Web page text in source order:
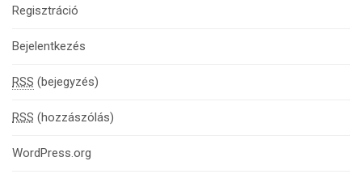
Regisztráció
Bejelentkezés
RSS (bejegyzés)
RSS (hozzászólás)
WordPress.org